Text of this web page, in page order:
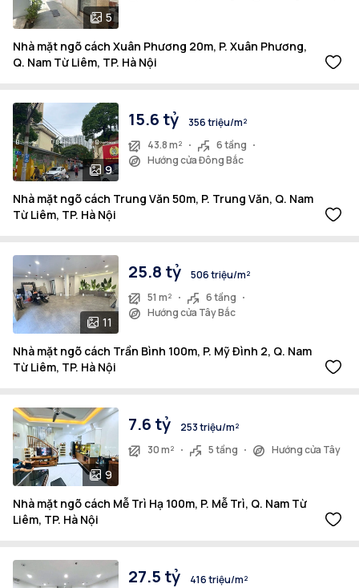
5
Nhà mặt ngõ cách Xuân Phương 20m, P. Xuân Phương,
Q. Nam Từ Liêm, TP. Hà Nội
9
15.6 tỷ
356 triệu/m²
43.8 m²
6 tầng
Hướng cửa Đông Bắc
Nhà mặt ngõ cách Trung Văn 50m, P. Trung Văn, Q. Nam
Từ Liêm, TP. Hà Nội
11
25.8 tỷ
506 triệu/m²
51 m²
6 tầng
Hướng cửa Tây Bắc
Nhà mặt ngõ cách Trần Bình 100m, P. Mỹ Đình 2, Q. Nam
Từ Liêm, TP. Hà Nội
9
7.6 tỷ
253 triệu/m²
30 m²
5 tầng Hướng cửa Tây
Nhà mặt ngõ cách Mễ Trì Hạ 100m, P. Mễ Trì, Q. Nam Từ
Liêm, TP. Hà Nội
27.5 tỷ
416 triệu/m²